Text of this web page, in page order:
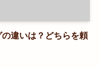
違いは？どちらを頼